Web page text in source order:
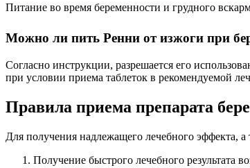
Питание во время беременности и грудного
Можно ли пить Ренни от изжоги при
Согласно инструкции, разрешается его
при условии приема таблеток в рекомендуемой
Правила приема препарата
Для получения надлежащего лечебного эффекта,
Получение быстрого лечебного результата